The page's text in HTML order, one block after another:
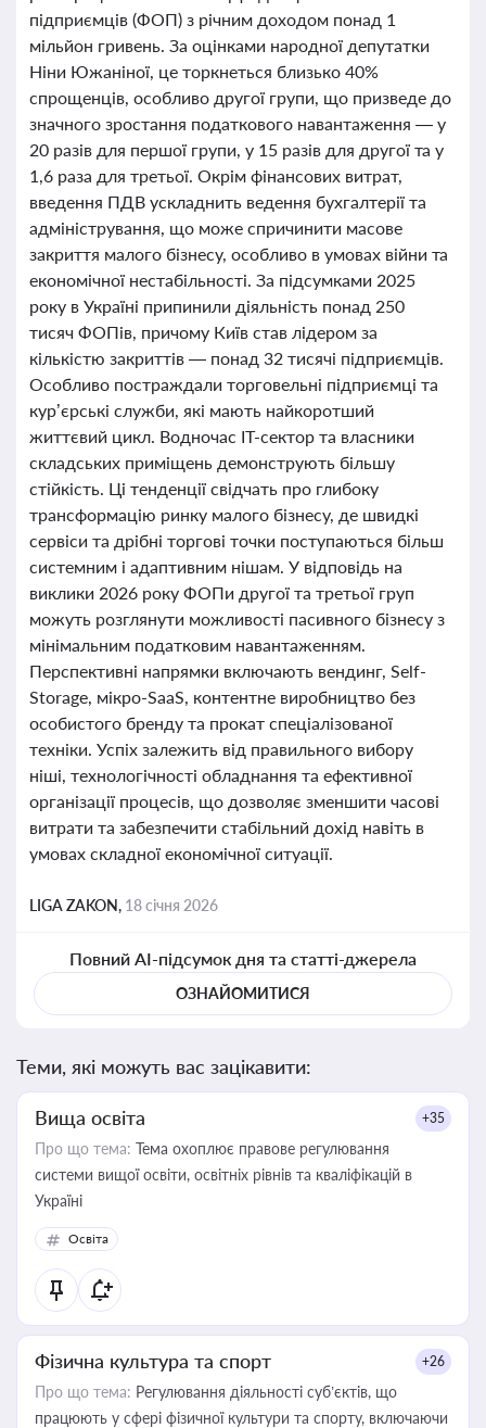
підприємців (ФОП) з річним доходом понад 1
мільйон гривень. За оцінками народної депутатки
Ніни Южаніної, це торкнеться близько 40%
спрощенців, особливо другої групи, що призведе до
значного зростання податкового навантаження — у
20 разів для першої групи, у 15 разів для другої та у
1,6 раза для третьої. Окрім фінансових витрат,
введення ПДВ ускладнить ведення бухгалтерії та
адміністрування, що може спричинити масове
закриття малого бізнесу, особливо в умовах війни та
економічної нестабільності. За підсумками 2025
року в Україні припинили діяльність понад 250
тисяч ФОПів, причому Київ став лідером за
кількістю закриттів — понад 32 тисячі підприємців.
Особливо постраждали торговельні підприємці та
кур’єрські служби, які мають найкоротший
життєвий цикл. Водночас IT-сектор та власники
складських приміщень демонструють більшу
стійкість. Ці тенденції свідчать про глибоку
трансформацію ринку малого бізнесу, де швидкі
сервіси та дрібні торгові точки поступаються більш
системним і адаптивним нішам. У відповідь на
виклики 2026 року ФОПи другої та третьої груп
можуть розглянути можливості пасивного бізнесу з
мінімальним податковим навантаженням.
Перспективні напрямки включають вендинг, Self-
Storage, мікро-SaaS, контентне виробництво без
особистого бренду та прокат спеціалізованої
техніки. Успіх залежить від правильного вибору
ніші, технологічності обладнання та ефективної
організації процесів, що дозволяє зменшити часові
витрати та забезпечити стабільний дохід навіть в
умовах складної економічної ситуації.
LIGA ZAKON, 18 січня 2026
Повний AI-підсумок дня та статті-джерела
ОЗНАЙОМИТИСЯ
Теми, які можуть вас зацікавити:
Вища освіта +35
Про що тема: Тема охоплює правове регулювання
системи вищої освіти, освітніх рівнів та кваліфікацій в
Україні
Освіта
Фізична культура та спорт +26
Про що тема: Регулювання діяльності суб’єктів, що
працюють у сфері фізичної культури та спорту, включаючи